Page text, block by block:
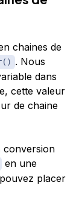
chaines de
. Nous
dans
cette valeur
de chaine
conversion
en une
placer